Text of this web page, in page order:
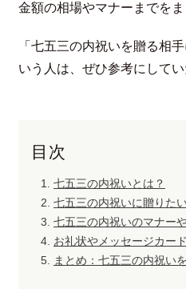
金額の相場やマナーまでをま
「七五三の内祝いを贈る相
いう人は、ぜひ参考にしてい
目次
七五三の内祝いとは？
七五三の内祝いに贈りた
七五三の内祝いのマナー
お礼状やメッセージカー
まとめ：七五三の内祝い